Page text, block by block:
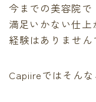
今までの美容院で
満足いかない仕上
経験はありません
Capiireではそんな